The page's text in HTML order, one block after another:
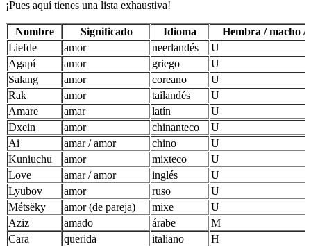
¡Pues aquí tienes una lista exhaustiva!
Nombre Significado Idioma
Hembra / macho /
Liefde
amor neerlandés
U
Agapí
amor griego
U
Salang
amor coreano
U
Rak
amor tailandés
U
Amare
amar latín
U
Dxein
amor chinanteco
U
Ai
amar / amor chino
U
Kuniuchu
amor mixteco
U
Love
amar / amor inglés
U
Lyubov
amor ruso
U
Métsëky
amor (de pareja) mixe
U
Aziz
amado árabe
M
Cara
querida italiano
H